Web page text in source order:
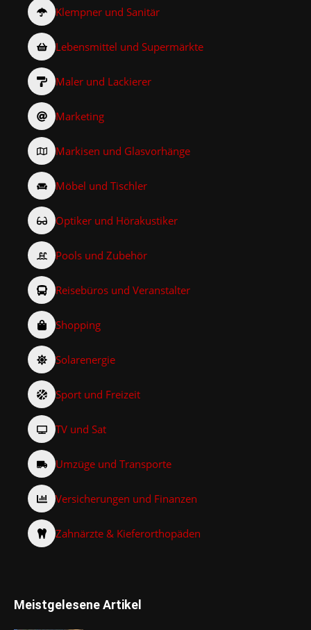
Klempner und Sanitär
Lebensmittel und Supermärkte
Maler und Lackierer
Marketing
Markisen und Glasvorhänge
Möbel und Tischler
Optiker und Hörakustiker
Pools und Zubehör
Reisebüros und Veranstalter
Shopping
Solarenergie
Sport und Freizeit
TV und Sat
Umzüge und Transporte
Versicherungen und Finanzen
Zahnärzte & Kieferorthopäden
Meistgelesene Artikel